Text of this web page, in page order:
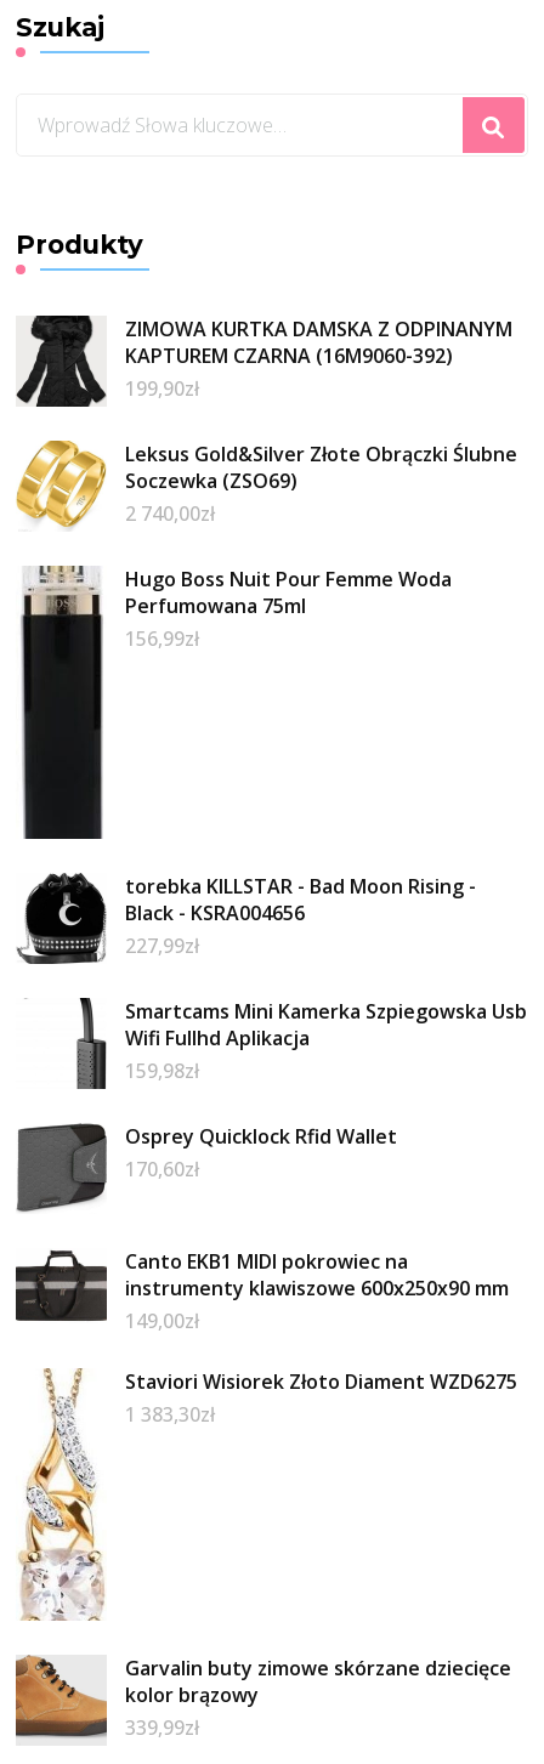
Szukaj
czegoś?
Produkty
ZIMOWA KURTKA DAMSKA Z ODPINANYM
KAPTUREM CZARNA (16M9060-392)
199,90zł
Leksus Gold&Silver Złote Obrączki Ślubne
Soczewka (ZSO69)
2 740,00zł
Hugo Boss Nuit Pour Femme Woda
Perfumowana 75ml
156,99zł
torebka KILLSTAR - Bad Moon Rising -
Black - KSRA004656
227,99zł
Smartcams Mini Kamerka Szpiegowska Usb
Wifi Fullhd Aplikacja
159,98zł
Osprey Quicklock Rfid Wallet
170,60zł
Canto EKB1 MIDI pokrowiec na
instrumenty klawiszowe 600x250x90 mm
149,00zł
Staviori Wisiorek Złoto Diament WZD6275
1 383,30zł
Garvalin buty zimowe skórzane dziecięce
kolor brązowy
339,99zł